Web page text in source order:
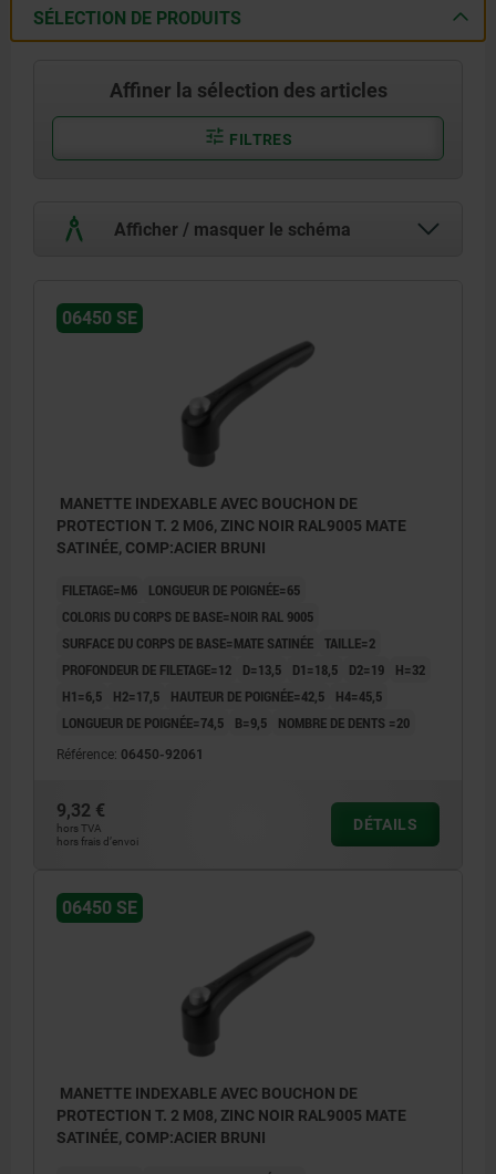
SÉLECTION DE PRODUITS
Affiner la sélection des articles
FILTRES
Afficher / masquer le schéma
06450 SE
MANETTE INDEXABLE AVEC BOUCHON DE
PROTECTION T. 2 M06, ZINC NOIR RAL9005 MATE
SATINÉE, COMP:ACIER BRUNI
FILETAGE=M6
LONGUEUR DE POIGNÉE=65
COLORIS DU CORPS DE BASE=NOIR RAL 9005
SURFACE DU CORPS DE BASE=MATE SATINÉE TAILLE=2
PROFONDEUR DE FILETAGE=12
D=13,5 D1=18,5 D2=19
H=32
H1=6,5
H2=17,5 HAUTEUR DE POIGNÉE=42,5
H4=45,5
LONGUEUR DE POIGNÉE=74,5
B=9,5 NOMBRE DE DENTS =20
Référence: 06450-92061
9,32 €
hors TVA
hors frais d’envoi
DÉTAILS
06450 SE
MANETTE INDEXABLE AVEC BOUCHON DE
PROTECTION T. 2 M08, ZINC NOIR RAL9005 MATE
SATINÉE, COMP:ACIER BRUNI